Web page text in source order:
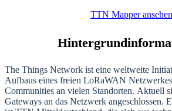
TTN Mapper ansehen
The Things Network ist eine weltweite
Aufbaus eines freien LoRaWAN
Communities an vielen Standorten. Aktuell
Gateways an das Netzwerk angeschlossen.